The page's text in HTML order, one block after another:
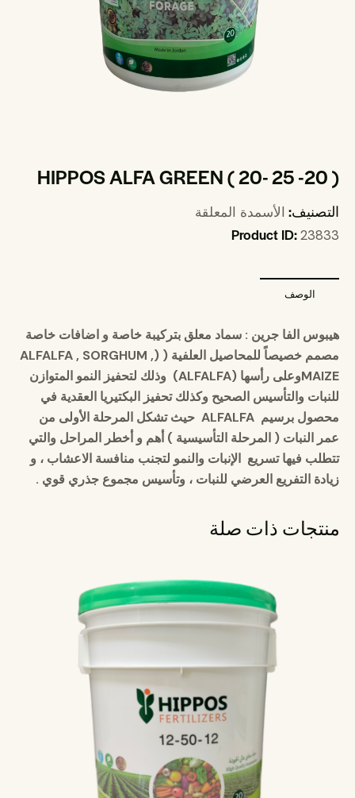
HIPPOS ALFA GREEN ( 20- 25 -20 )
التصنيف:الأسمدة المعلقة
Product ID:23833
الوصف
هيبوس الفا جرين : سماد معلق بتركيبة خاصة و اضافات خاصة
مصمم خصيصاً للمحاصيل العلفية ( (ALFALFA , SORGHUM ,
MAIZEوعلى رأسها (ALFALFA
) وذلك لتحفيز النمو المتوازن
للنبات والتأسيس الصحيح وكذلك تحفيز البكتيريا العقدية في
محصول برسيم
حيث تشكل المرحلة الأولى من
عمر النبات ( المرحلة التأسيسية ) أهم و أخطر المراحل والتي
تتطلب فيها تسريع الإنبات والنمو لتجنب منافسة الاعشاب ، و
زيادة التفريع العرضي للنبات ، وتأسيس مجموع جذري قوي .
منتجات ذات صلة